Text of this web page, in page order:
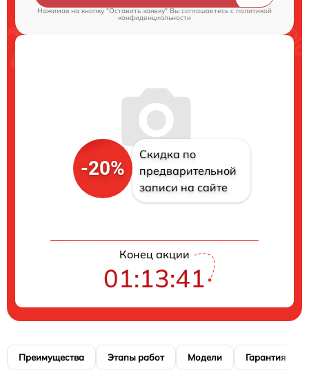
Нажимая на кнопку "Оставить заявку" Вы соглашаетесь cполитикой
конфиденциальности
-20%
Скидка по
предварительной
записи на сайте
Конец акции
01:13:40
Преимущества Этапы работ Модели Гарантия